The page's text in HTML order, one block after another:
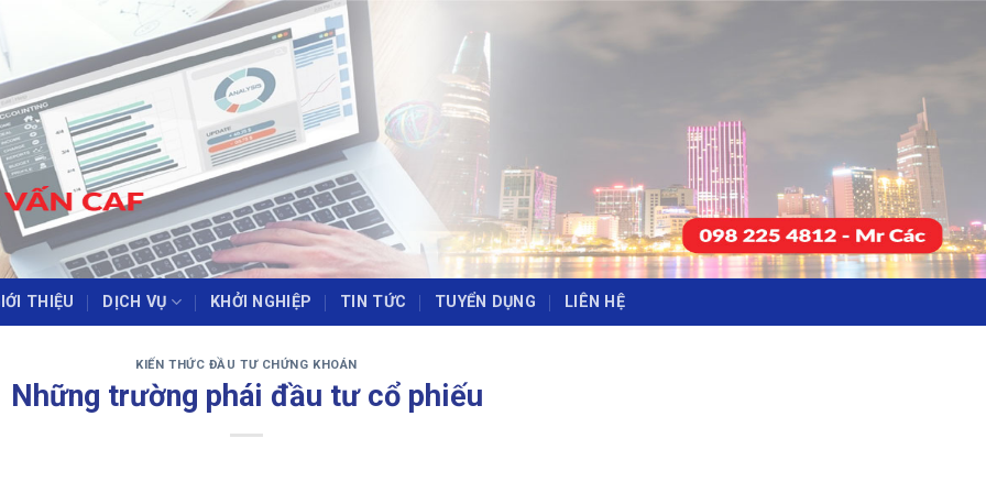
‹ ›
-
THIỆU DỊCH VỤ KHỞI NGHIỆP TIN TỨC TUYỂN DỤNG LIÊN HỆ
KIẾN THỨC ĐẦU TƯ CHỨNG KHOÁN
Những trường phái đầu tư cổ phiếu